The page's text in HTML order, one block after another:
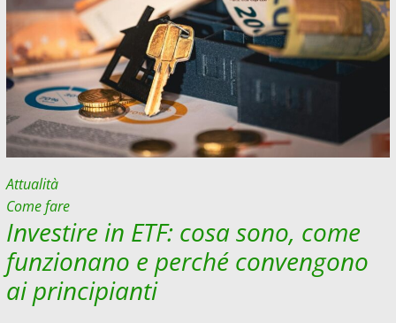
Attualità
Come fare
Investire in ETF: cosa sono, come
funzionano e perché convengono
ai principianti